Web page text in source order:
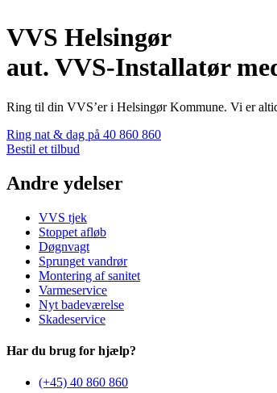
VVS Helsingør
aut. VVS-Installatør
Ring til din VVS’er i Helsingør Kommune. Vi er
Ring nat & dag på 40 860 860
Bestil et tilbud
Andre ydelser
VVS tjek
Stoppet afløb
Døgnvagt
Sprunget vandrør
Montering af sanitet
Varmeservice
Nyt badeværelse
Skadeservice
Har du brug for hjælp?
(+45) 40 860 860